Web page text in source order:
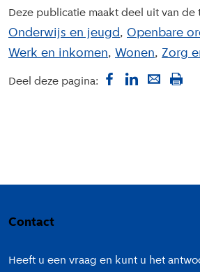
Deze publicatie maakt deel uit van de
Onderwijs en jeugd Openbare
Werk en inkomen
Wonen Zorg
Deel deze pagina:
Contact
Heeft u een vraag en kunt u het